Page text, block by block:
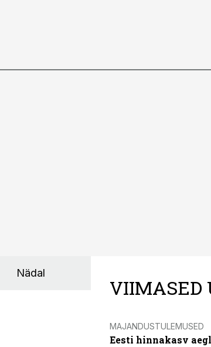
Nädal
VIIMASED
MAJANDUSTULEMUSED
Eesti hinnakasv